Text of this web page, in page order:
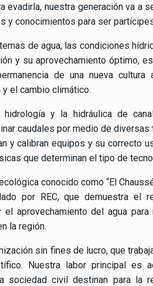
evadirla, nuestra generación va a
y conocimientos para ser
de agua, las condiciones
y su aprovechamiento óptimo,
de una nueva cultura
el cambio climático.
y la hidráulica de
caudales por medio de
y calibran equipos y su correcto
que determinan el tipo de
conocido como “El
por REC, que demuestra el
aprovechamiento del agua para
la región.
sin fines de lucro, que
Nuestra labor principal es
sociedad civil destinan para la